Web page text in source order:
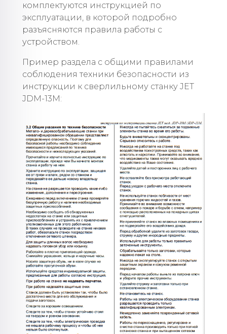
комплектуются инструкцией по
эксплуатации, в которой подробно
разъясняются правила работы с
устройством.
Пример раздела с общими правилами
соблюдения техники безопасности из
инструкции к сверлильному станку JET
JDM-13M: